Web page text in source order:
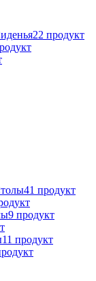
22 продукт
41 продукт
9 продукт
11 продукт